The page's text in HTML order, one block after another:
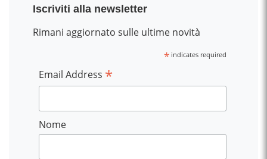
Iscriviti alla newsletter
Rimani aggiornato sulle ultime novità
*indicates required
Email Address *
Nome